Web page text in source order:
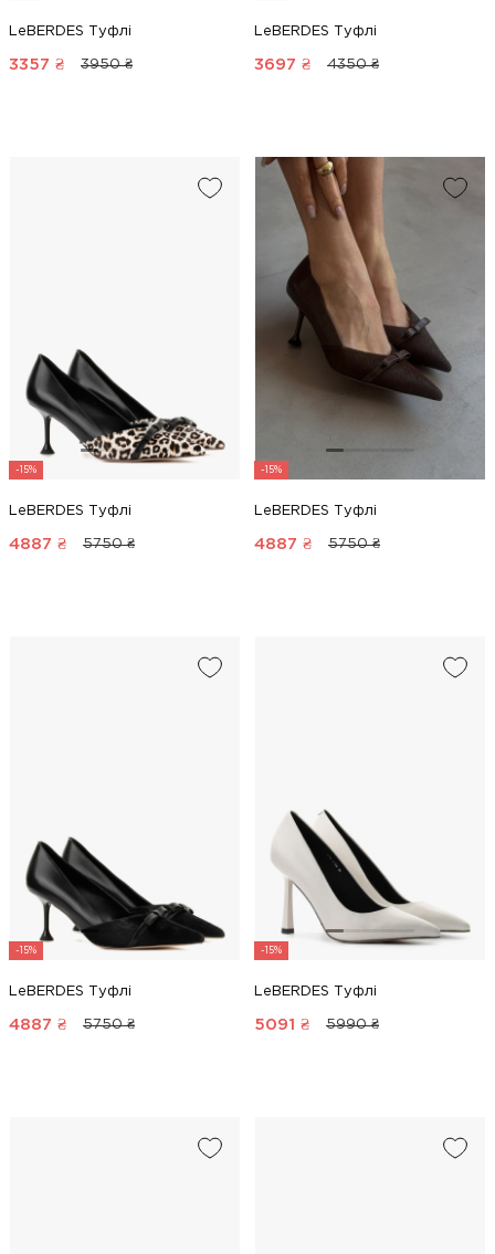
LeBERDES Туфлі
3357 ₴ 3950 ₴
LeBERDES Туфлі
3697 ₴ 4350 ₴
-15%
LeBERDES Туфлі
4887 ₴ 5750 ₴
-15%
LeBERDES Туфлі
4887 ₴ 5750 ₴
-15%
LeBERDES Туфлі
4887 ₴ 5750 ₴
-15%
LeBERDES Туфлі
5091 ₴ 5990 ₴